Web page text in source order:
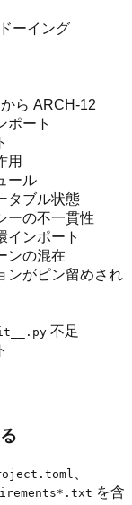
ーイング
ら ARCH-12
ポート
用
ール
タブル状態
ーの不一貫性
インポート
ンの混在
ンがピン留めされ
不足
を含